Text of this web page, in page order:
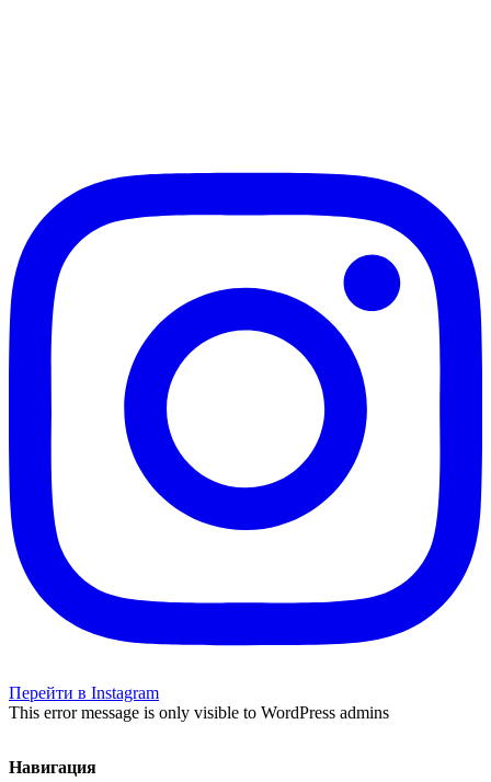
Перейти в Instagram
This error message is only visible to WordPress admins
Навигация